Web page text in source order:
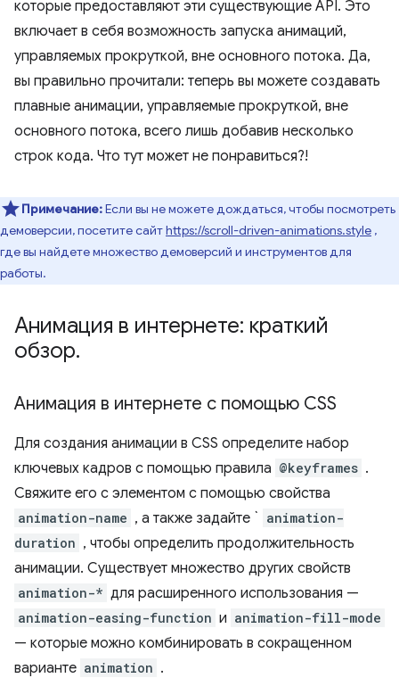
которые предоставляют эти существующие API. Это
включает в себя возможность запуска анимаций,
управляемых прокруткой, вне основного потока. Да,
вы правильно прочитали: теперь вы можете создавать
плавные анимации, управляемые прокруткой, вне
основного потока, всего лишь добавив несколько
строк кода. Что тут может не понравиться?!
Примечание:Если вы не можете дождаться, чтобы посмотреть
демоверсии, посетите сайтhttps://scroll-driven-animations.style ,
где вы найдете множество демоверсий и инструментов для
работы.
Анимация в интернете: краткий
обзор.
Анимация в интернете с помощью CSS
Для создания анимации в CSS определите набор
ключевых кадров с помощью правила @keyframes .
Свяжите его с элементом с помощью свойства
animation-name , а также задайте ` animation-
duration , чтобы определить продолжительность
анимации. Существует множество других свойств
animation-* для расширенного использования —
animation-easing-function и animation-fill-mode
— которые можно комбинировать в сокращенном
варианте animation .